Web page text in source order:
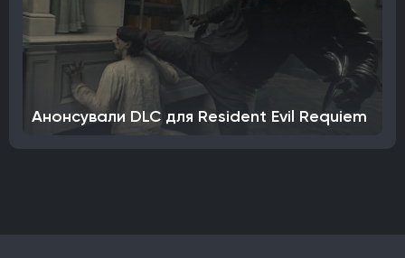
Анонсували DLC для Resident Evil Requiem